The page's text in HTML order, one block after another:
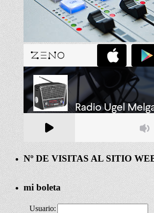
Nº DE VISITAS AL SITIO
mi boleta
Usuario: